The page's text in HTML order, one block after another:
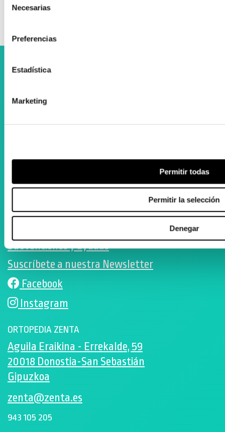
Necesarias
Preferencias
Estadística
Marketing
Permitir todas
Permitir la selección
Denegar
Colaboramos con el Departamento Vasco de Salud
Condiciones de Uso
Política de cookies
Subvenciones y ayudas
Suscríbete a nuestra Newsletter
Facebook
Instagram
ORTOPEDIA ZENTA
Aguila Eraikina - Errekalde, 59
20018 Donostia-San Sebastián
Gipuzkoa
zenta@zenta.es
943 105 205